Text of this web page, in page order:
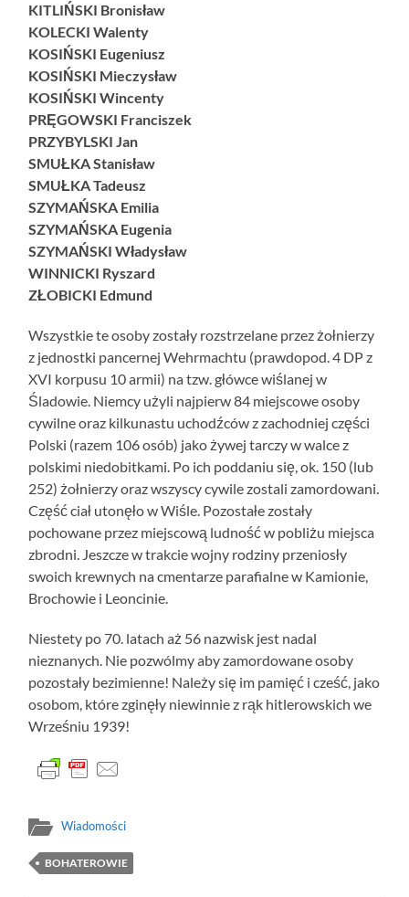
KITLIŃSKI Bronisław
KOLECKI Walenty
KOSIŃSKI Eugeniusz
KOSIŃSKI Mieczysław
KOSIŃSKI Wincenty
PRĘGOWSKI Franciszek
PRZYBYLSKI Jan
SMUŁKA Stanisław
SMUŁKA Tadeusz
SZYMAŃSKA Emilia
SZYMAŃSKA Eugenia
SZYMAŃSKI Władysław
WINNICKI Ryszard
ZŁOBICKI Edmund
Wszystkie te osoby zostały rozstrzelane przez żołnierzy
z jednostki pancernej Wehrmachtu (prawdopod. 4 DP z
XVI korpusu 10 armii) na tzw. główce wiślanej w
Śladowie. Niemcy użyli najpierw 84 miejscowe osoby
cywilne oraz kilkunastu uchodźców z zachodniej części
Polski (razem 106 osób) jako żywej tarczy w walce z
polskimi niedobitkami. Po ich poddaniu się, ok. 150 (lub
252) żołnierzy oraz wszyscy cywile zostali zamordowani.
Część ciał utonęło w Wiśle. Pozostałe zostały
pochowane przez miejscową ludność w pobliżu miejsca
zbrodni. Jeszcze w trakcie wojny rodziny przeniosły
swoich krewnych na cmentarze parafialne w Kamionie,
Brochowie i Leoncinie.
Niestety po 70. latach aż 56 nazwisk jest nadal
nieznanych. Nie pozwólmy aby zamordowane osoby
pozostały bezimienne! Należy się im pamięć i cześć, jako
osobom, które zginęły niewinnie z rąk hitlerowskich we
Wrześniu 1939!
Wiadomości
BOHATEROWIE